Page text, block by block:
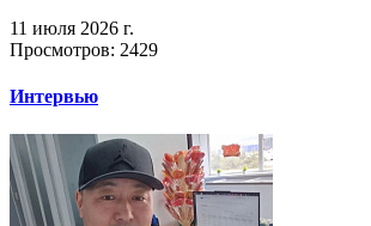
11 июля 2026 г.
Просмотров: 2429
Интервью